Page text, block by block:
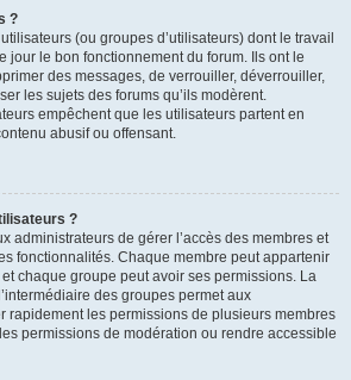
?
(ou groupes d’utilisateurs) dont le travail
jour le bon fonctionnement du forum. Ils ont le
des messages, de verrouiller, déverrouiller,
les sujets des forums qu’ils modèrent.
empêchent que les utilisateurs partent en
abusif ou offensant.
?
administrateurs de gérer l’accès des membres et
fonctionnalités. Chaque membre peut appartenir
chaque groupe peut avoir ses permissions. La
des groupes permet aux
rapidement les permissions de plusieurs membres
permissions de modération ou rendre accessible